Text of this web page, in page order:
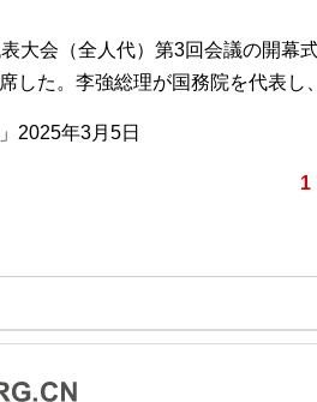
大会（全人代）第3回会議の開幕
した。李強総理が国務院を代表し
2025年3月5日
1